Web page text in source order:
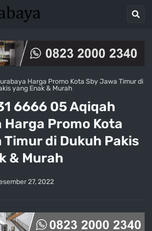
Harga Promo Kota Sby Jawa Timur di
yang Enak & Murah
6666 05 Aqiqah
Harga Promo Kota
Timur di Dukuh Pakis
& Murah
27, 2022